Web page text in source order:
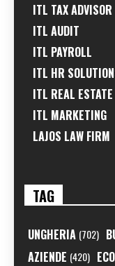
ITL TAX ADVISOR
ITL AUDIT
ITL PAYROLL
ITL HR
ITL REAL ESTATE
ITL MARKETING
LAJOS LAW FIRM
TAG
UNGHERIA (702)
AZIENDE (420)